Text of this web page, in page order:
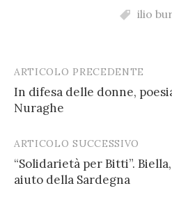
ilio
Post
navigation
ARTICOLO PRECEDENTE
In difesa delle donne,
Nuraghe
ARTICOLO SUCCESSIVO
“Solidarietà per Bitti”.
aiuto della Sardegna